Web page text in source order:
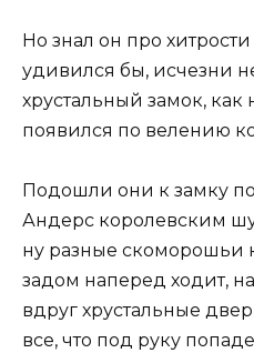
Но знал он про
удивился бы, исчезни
хрустальный замок,
появился по велению
Подошли они к замку
Андерс королевским
ну разные скоморошьи
задом наперед ходит,
вдруг хрустальные
все, что под руку